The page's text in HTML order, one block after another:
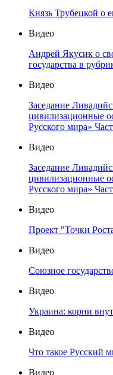
Князь Трубецкой о
Видео
Андрей Якусик о
государства в
Видео
Заседание
цивилизационные
Русского мира»
Видео
Заседание
цивилизационные
Русского мира»
Видео
Проект "Точки
Видео
Союзное
Видео
Украина: корни
Видео
Что такое Русский
Видео